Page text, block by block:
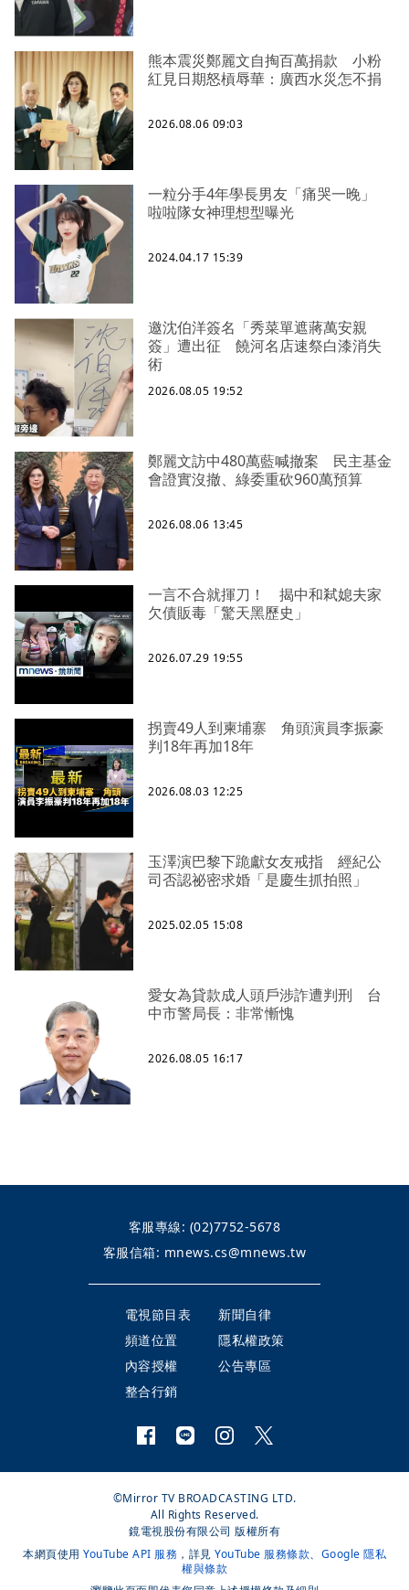
熊本震災鄭麗文自掏百萬捐款 小粉
紅見日期怒槓辱華：廣西水災怎不捐
2026.08.06 09:03
一粒分手4年學長男友「痛哭一晚」
啦啦隊女神理想型曝光
2024.04.17 15:39
邀沈伯洋簽名「秀菜單遮蔣萬安親
簽」遭出征 饒河名店速祭白漆消失
術
2026.08.05 19:52
鄭麗文訪中480萬藍喊撤案 民主基金
會證實沒撤、綠委重砍960萬預算
2026.08.06 13:45
一言不合就揮刀！ 揭中和弒媳夫家
欠債販毒「驚天黑歷史」
2026.07.29 19:55
拐賣49人到柬埔寨 角頭演員李振豪
判18年再加18年
2026.08.03 12:25
玉澤演巴黎下跪獻女友戒指 經紀公
司否認祕密求婚「是慶生抓拍照」
2025.02.05 15:08
愛女為貸款成人頭戶涉詐遭判刑 台
中市警局長：非常慚愧
2026.08.05 16:17
客服專線: (02)7752-5678
客服信箱: mnews.cs@mnews.tw
電視節目表
新聞自律
頻道位置
隱私權政策
內容授權
公告專區
整合行銷
©Mirror TV BROADCASTING LTD.
All Rights Reserved.
鏡電視股份有限公司 版權所有
本網頁使用 YouTube API 服務 ，詳見 YouTube 服務條款、 Google 隱私
權與條款